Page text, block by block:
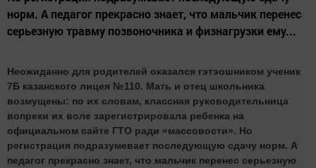
норм. А педагог прекрасно знает, что мальчик перенес
серьезную травму позвоночника и физнагрузки ему...
Неожиданно для родителей оказался гэтэошником ученик
7Б казанского лицея №110. Мать и отец школьника
возмущены: по их словам, классная руководительница
вопреки их воле зарегистрировала ребенка на
официальном сайте ГТО ради «массовости». Но
регистрация подразумевает последующую сдачу норм. А
педагог прекрасно знает, что мальчик перенес серьезную